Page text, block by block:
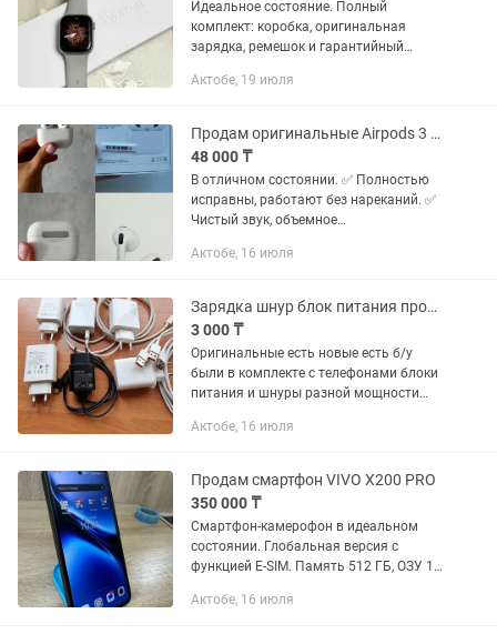
Идеальное состояние. Полный
комплект: коробка, оригинальная
зарядка, ремешок и гарантийный
оригинальность. Работает безупречно.
Starlight...
Актобе, 19 июля
Продам оригинальные Airpods 3 поколения
48 000 ₸
В отличном состоянии. ✅ Полностью
исправны, работают без нареканий. ✅
Чистый звук, объемное
держат заряд. ✅ Быстро
Apple. ✅...
Актобе, 16 июля
Зарядка шнур блок питания провод адаптер Xiaomi poco vivo oppo
3 000 ₸
Оригинальные есть новые есть б/у
были в комплекте с телефонами блоки
питания и шнуры разной мощности
10.000 33w 5 000 Шнур 67w 5 000 33w
Актобе, 16 июля
Продам смартфон VIVO X200 PRO
350 000 ₸
Смартфон-камерофон в идеальном
состоянии. Глобальная версия с
функцией E-SIM. Память 512 ГБ, ОЗУ 16
беспроводная зарядка, IP68, IP69.
Актобе, 16 июля